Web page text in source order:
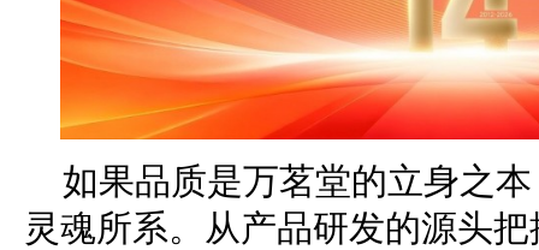
如果品质是万茗堂的立身之
灵魂所系。从产品研发的源头